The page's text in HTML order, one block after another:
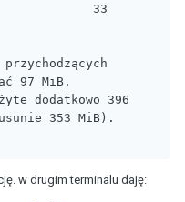
97 MiB.
dodatkowo 396
353 MiB).
w drugim terminalu daję: